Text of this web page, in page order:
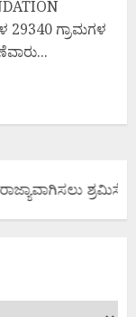
29340 ಗ್ರಾಮಗಳ